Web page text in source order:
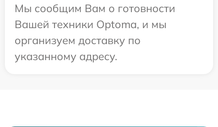
Мы сообщим Вам о готовности
Вашей техники Optoma, и мы
организуем доставку по
указанному адресу.